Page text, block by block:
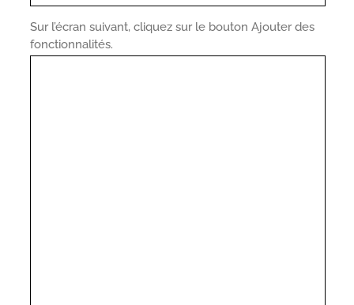
Sur l’écran suivant, cliquez sur le bouton Ajouter des
fonctionnalités.